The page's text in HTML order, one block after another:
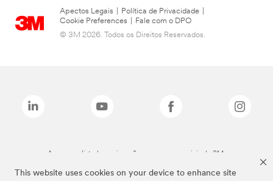
This website uses cookies on your device to enhance site
Apectos Legais Política de Privacidade
Cookie Preferences
Fale com o DPO
© 3M 2026. Todos os Direitos Reservados.
As marcas listadas a cima são marcas comerciais da 3M.